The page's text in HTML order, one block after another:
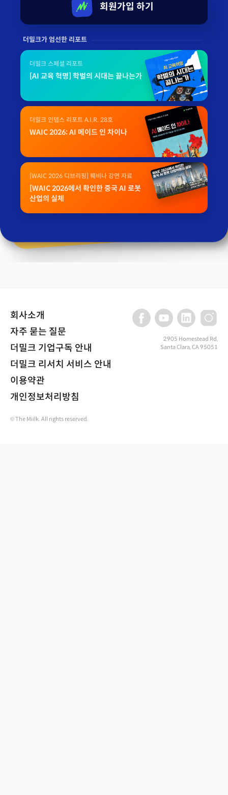
회원가입 하기
더밀크가 엄선한 리포트
더밀크 스페셜 리포트
[AI 교육 혁명] 학벌의 시대는 끝나는가
더밀크 인뎁스 리포트 A.I.R. 28호
WAIC 2026: AI 메이드 인 차이나
[WAIC 2026 디브리핑] 웨비나 강연 자료
[WAIC 2026에서 확인한 중국 AI 로봇
산업의 실체
회사소개
자주 묻는 질문
더밀크 기업구독 안내
더밀크 리서치 서비스 안내
이용약관
개인정보처리방침
2905 Homestead Rd,
Santa Clara, CA 95051
© The Miilk. All rights reserved.